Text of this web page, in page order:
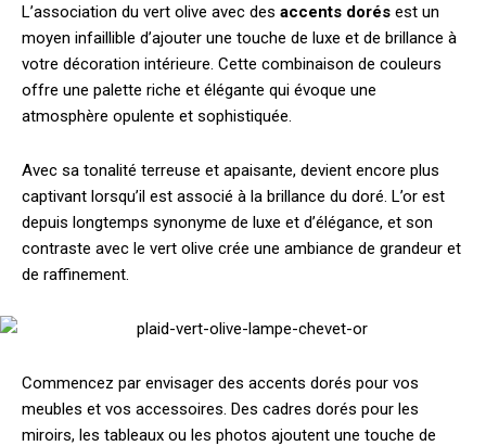
L’association du vert olive avec des accents dorés est un
moyen infaillible d’ajouter une touche de luxe et de brillance à
votre décoration intérieure. Cette combinaison de couleurs
offre une palette riche et élégante qui évoque une
atmosphère opulente et sophistiquée.
Avec sa tonalité terreuse et apaisante, devient encore plus
captivant lorsqu’il est associé à la brillance du doré. L’or est
depuis longtemps synonyme de luxe et d’élégance, et son
contraste avec le vert olive crée une ambiance de grandeur et
de raffinement.
Commencez par envisager des accents dorés pour vos
meubles et vos accessoires. Des cadres dorés pour les
miroirs, les tableaux ou les photos ajoutent une touche de